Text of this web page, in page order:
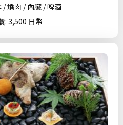
/ 燒肉 / 內臟 / 啤酒
: 3,500 日幣